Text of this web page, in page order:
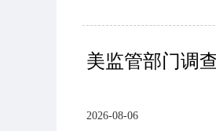
美监管部门调
2026-08-06